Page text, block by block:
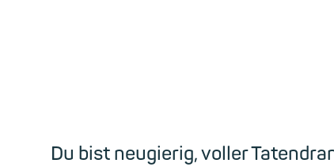
Du bist neugierig, voller